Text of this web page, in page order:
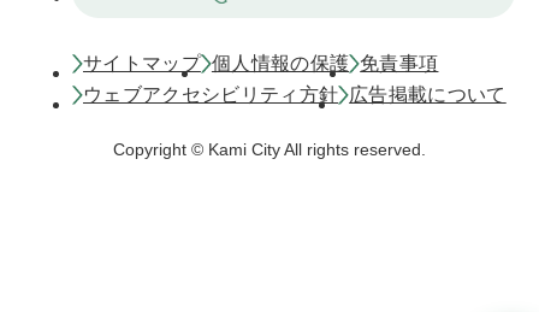
サイトマップ 個人情報の保護 免責事項
ウェブアクセシビリティ方針
広告掲載について
Copyright © Kami City All rights reserved.